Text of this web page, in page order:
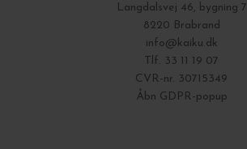
Langdalsvej 46, bygning 7
8220 Brabrand
info@kaiku.dk
Tlf. 33 11 19 07
CVR-nr. 30715349
Åbn GDPR-popup